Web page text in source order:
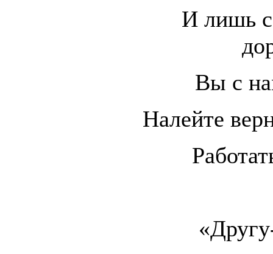
И лишь
Вы с
Налейте